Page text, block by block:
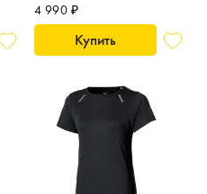
4 990 ₽
Купить